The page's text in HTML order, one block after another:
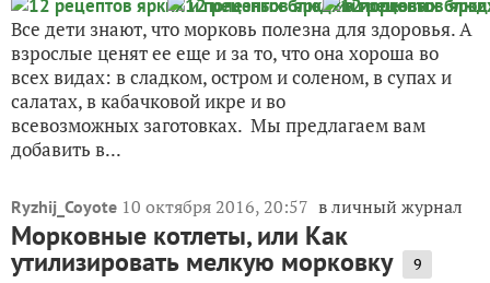
Все дети знают, что морковь полезна для здоровья. А
взрослые ценят ее еще и за то, что она хороша во
всех видах: в сладком, остром и соленом, в супах и
салатах, в кабачковой икре и во
всевозможных заготовках. Мы предлагаем вам
добавить в...
Ryzhij_Coyote 10 октября 2016, 20:57 в личный журнал
Морковные котлеты, или Как
утилизировать мелкую морковку 9